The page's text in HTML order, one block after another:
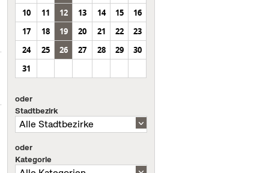
10
11 12 13 14 15
16
17
18 19 20 21 22
23
24
25 26 27 28 29
30
31
oder
Stadtbezirk
oder
Kategorie